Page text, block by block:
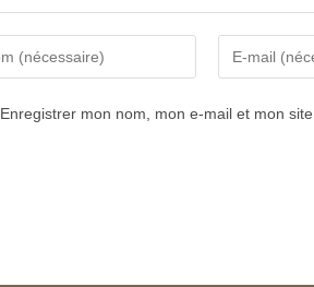
Enregistrer mon nom, mon e-mail et mon